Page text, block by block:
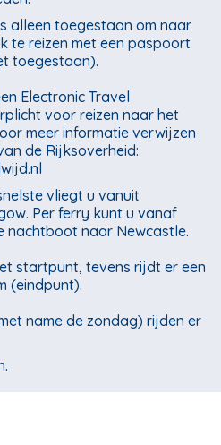
alleen toegestaan om naar
te reizen met een paspoort
toegestaan).
Electronic Travel
voor reizen naar het
meer informatie verwijzen
de Rijksoverheid:
vliegt u vanuit
Per ferry kunt u vanaf
nachtboot naar Newcastle.
startpunt, tevens rijdt er een
(eindpunt).
name de zondag) rijden er